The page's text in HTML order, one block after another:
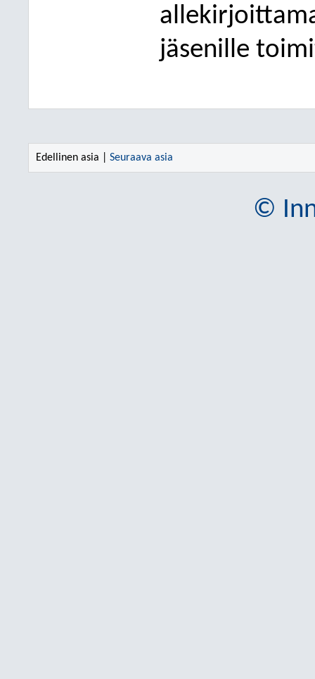
jäsenille
Edellinen asia | Seuraava asia
©